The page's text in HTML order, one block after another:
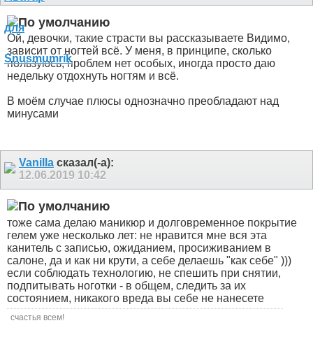
Ой, девочки, такие страсти вы рассказываете Видимо,
зависит от ногтей всё. У меня, в принципе, сколько
пользуюсь, проблем нет особых, иногда просто даю
недельку отдохнуть ногтям и всё.
В моём случае плюсы однозначно преобладают над
минусами
Vanilla сказал(-а):
12.06.2019 10:42
тоже сама делаю маникюр и долговременное покрытие
гелем уже несколько лет: не нравится мне вся эта
канитель с записью, ожиданием, просиживанием в
салоне, да и как ни крути, а себе делаешь "как себе" )))
если соблюдать технологию, не спешить при снятии,
подпитывать ноготки - в общем, следить за их
состоянием, никакого вреда вы себе не нанесете
счастья всем!